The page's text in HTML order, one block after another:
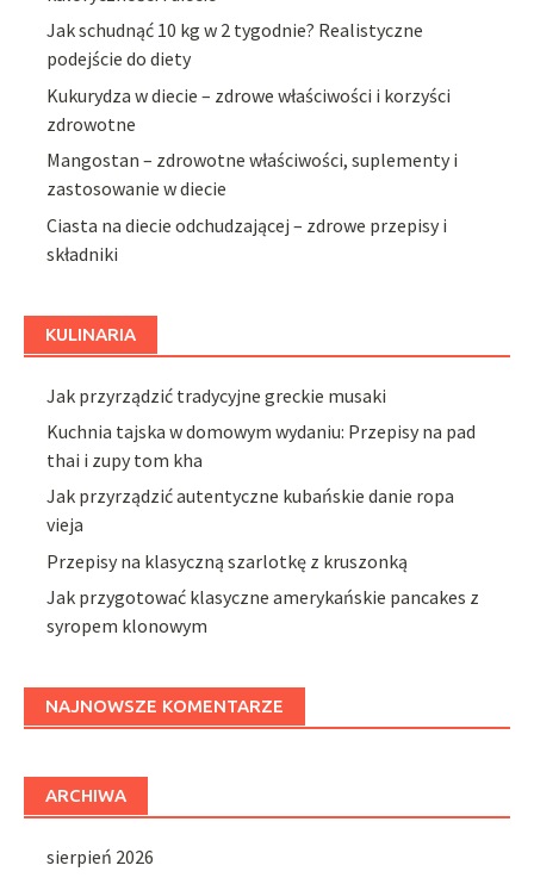
Jak schudnąć 10 kg w 2 tygodnie? Realistyczne
podejście do diety
Kukurydza w diecie – zdrowe właściwości i korzyści
zdrowotne
Mangostan – zdrowotne właściwości, suplementy i
zastosowanie w diecie
Ciasta na diecie odchudzającej – zdrowe przepisy i
składniki
KULINARIA
Jak przyrządzić tradycyjne greckie musaki
Kuchnia tajska w domowym wydaniu: Przepisy na pad
thai i zupy tom kha
Jak przyrządzić autentyczne kubańskie danie ropa
vieja
Przepisy na klasyczną szarlotkę z kruszonką
Jak przygotować klasyczne amerykańskie pancakes z
syropem klonowym
NAJNOWSZE KOMENTARZE
ARCHIWA
sierpień 2026